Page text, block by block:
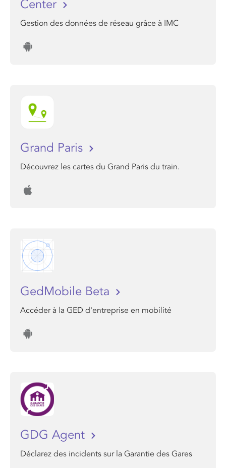
Center
Gestion des données de réseau grâce à IMC
Grand Paris
Découvrez les cartes du Grand Paris du train.
GedMobile Beta
Accéder à la GED d'entreprise en mobilité
GDG Agent
Déclarez des incidents sur la Garantie des Gares